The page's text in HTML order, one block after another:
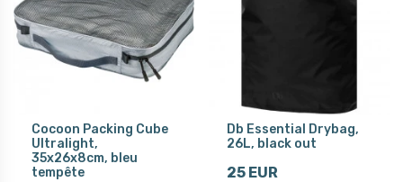
Cocoon Packing Cube
Ultralight,
35x26x8cm, bleu
tempête
Db Essential Drybag,
26L, black out
25 EUR